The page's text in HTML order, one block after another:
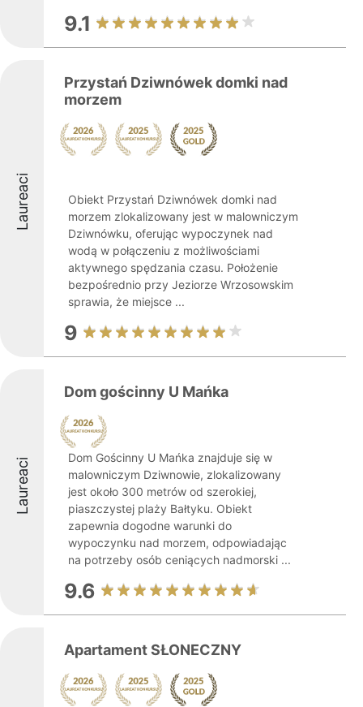
9.1
Laureaci
Przystań Dziwnówek domki nad
morzem
Obiekt Przystań Dziwnówek domki nad
morzem zlokalizowany jest w malowniczym
Dziwnówku, oferując wypoczynek nad
wodą w połączeniu z możliwościami
aktywnego spędzania czasu. Położenie
bezpośrednio przy Jeziorze Wrzosowskim
sprawia, że miejsce ...
9
Laureaci
Dom gościnny U Mańka
Dom Gościnny U Mańka znajduje się w
malowniczym Dziwnowie, zlokalizowany
jest około 300 metrów od szerokiej,
piaszczystej plaży Bałtyku. Obiekt
zapewnia dogodne warunki do
wypoczynku nad morzem, odpowiadając
na potrzeby osób ceniących nadmorski ...
9.6
Apartament SŁONECZNY